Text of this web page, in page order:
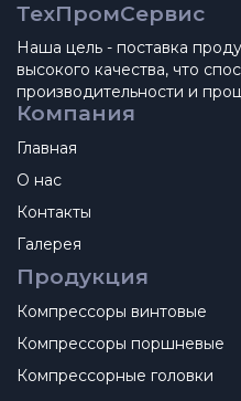
ТехПромСервис
Наша цель - поставка
высокого качества, что
производительности и
Компания
Главная
О нас
Контакты
Галерея
Продукция
Компрессоры винтовые
Компрессоры поршневые
Компрессорные головки